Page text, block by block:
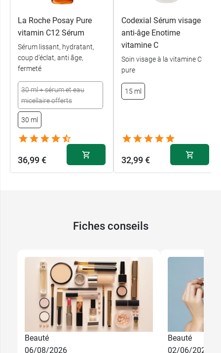
La Roche Posay Pure
vitamin C12 Sérum
Sérum lissant, hydratant,
coup d’éclat, anti âge,
fermeté
30 ml + sérum et eau
micellaire offerts
30 ml
36,99 €
Codexial Sérum visage
anti-âge Enotime
vitamine C
Soin visage à la vitamine C
pure
15 ml
32,99 €
Fiches conseils
Beauté
06/08/2026
Beauté
02/06/2026